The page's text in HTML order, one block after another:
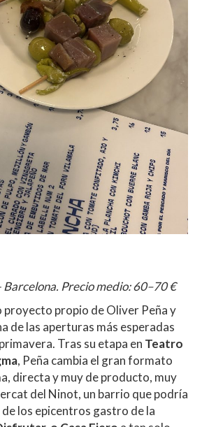
Precio medio: 60–70 €
proyecto propio de Oliver Peña y
de las aperturas más esperadas
Tras su etapa en Teatro
, Peña cambia el gran formato
directa y muy de producto, muy
del Ninot, un barrio que podría
los epicentros gastro de la